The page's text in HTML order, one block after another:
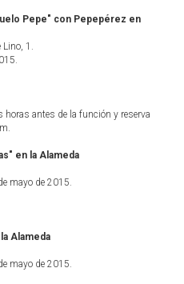
Pepe" con Pepepérez en
Lino, 1.
horas antes de la función y reserva
en la Alameda
mayo de 2015.
Alameda
mayo de 2015.